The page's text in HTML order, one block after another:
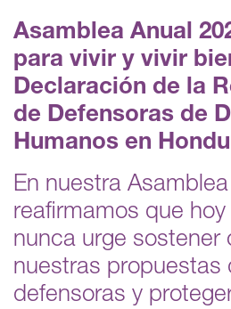
Asamblea Anual
para vivir y vivir
Declaración de la
de Defensoras de
Humanos en
En nuestra
reafirmamos que
nunca urge sostener
nuestras propuestas
defensoras y